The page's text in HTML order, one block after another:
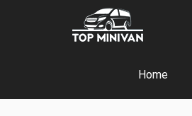
Home